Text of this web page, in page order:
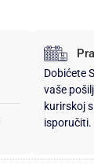
Dobićete
vaše
kurirskoj
isporučiti.